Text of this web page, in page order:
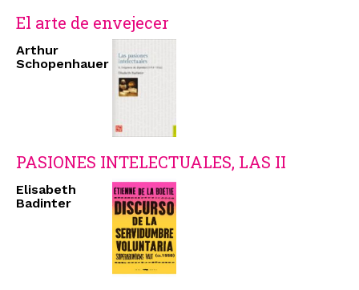
El arte de envejecer
Arthur
Schopenhauer
PASIONES INTELECTUALES, LAS II
Elisabeth
Badinter